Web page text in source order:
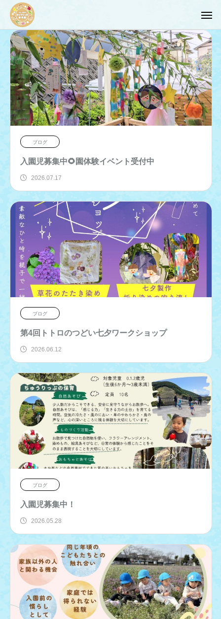
ブログ
入園児募集中🌻園体験イベント受付中
2026.07.17
ブログ
第4回トトロのつどい七夕ワークショップ
2026.06.12
ブログ
入園児募集中！
2026.05.28